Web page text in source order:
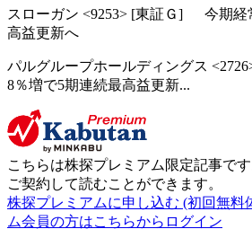
スローガン <9253> [東証Ｇ] 今期経
高益更新へ
パルグループホールディングス
8％増で5期連続最高益更新...
こちらは株探プレミアム限定記事で
ご契約して読むことができます。
株探プレミアムに申し込む (初回無料
ム会員の方はこちらからログイン